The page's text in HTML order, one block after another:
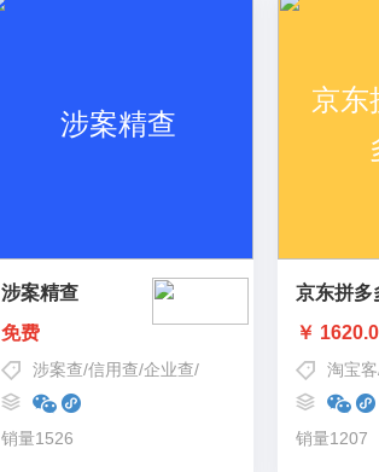
涉案精查
免费
涉案查/信用查/企业查/
销量1526
京东拼多
￥
淘宝客
销量1207